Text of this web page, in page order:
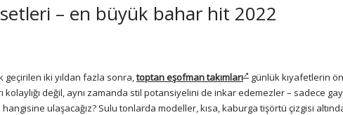
– en büyük bahar hit 2022
geçirilen iki yıldan fazla sonra,toptan eşofman takımları
günlük kıyafetlerin
kolaylığı değil, aynı zamanda stil potansiyelini de inkar edemezler – sadece
ulaşacağız? Sulu tonlarda modeller, kısa, kaburga tişörtü çizgisi